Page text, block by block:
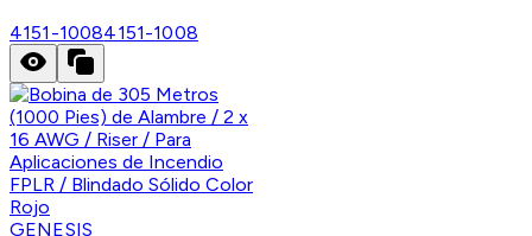
4151-10084151-1008
GENESIS